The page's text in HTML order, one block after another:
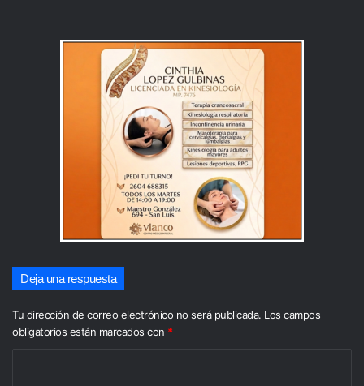
Deja una respuesta
Tu dirección de correo electrónico no será publicada. Los campos
obligatorios están marcados con *